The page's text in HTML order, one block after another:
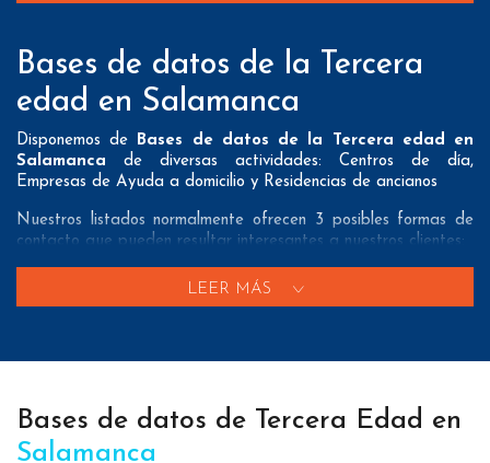
Bases de datos de la Tercera
edad en Salamanca
Disponemos de Bases de datos de la Tercera edad en
Salamanca de diversas actividades: Centros de día,
Empresas de Ayuda a domicilio y Residencias de ancianos
Nuestros listados normalmente ofrecen 3 posibles formas de
contacto que pueden resultar interesantes a nuestros clientes:
direcciones postales nuestros/as Bases de datos
máxima eficacia.
Tercera edad en Salamanca aportan tanto teléfonos fijos
como teléfonos móviles con el fin de que nuestros clientes
LEER MÁS
Bases de datos de Tercera Edad en
Salamanca